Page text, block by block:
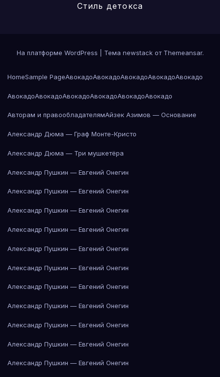
Стиль детокса
На платформе WordPress Тема newstack от Themeansar.
HomeSample PageАвокадоАвокадоАвокадоАвокадоАвокадо
АвокадоАвокадоАвокадоАвокадоАвокадоАвокадо
Авторам и правообладателямАйзек Азимов — Основание
Александр Дюма — Граф Монте-Кристо
Александр Дюма — Три мушкетёра
Александр Пушкин — Евгений Онегин
Александр Пушкин — Евгений Онегин
Александр Пушкин — Евгений Онегин
Александр Пушкин — Евгений Онегин
Александр Пушкин — Евгений Онегин
Александр Пушкин — Евгений Онегин
Александр Пушкин — Евгений Онегин
Александр Пушкин — Евгений Онегин
Александр Пушкин — Евгений Онегин
Александр Пушкин — Евгений Онегин
Александр Пушкин — Евгений Онегин